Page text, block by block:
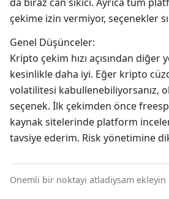
da biraz can sıkıcı. Ayrıca tüm
çekime izin vermiyor, seçenekler
Genel Düşünceler:
Kripto çekim hızı açısından diğer
kesinlikle daha iyi. Eğer kripto
volatilitesi kabullenebiliyorsanız,
seçenek. İlk çekimden önce
kaynak sitelerinde platform
tavsiye ederim. Risk yönetimine
Onemli bir noktayi atladiysam ekleyin